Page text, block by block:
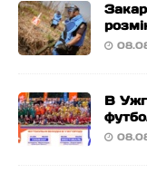
В